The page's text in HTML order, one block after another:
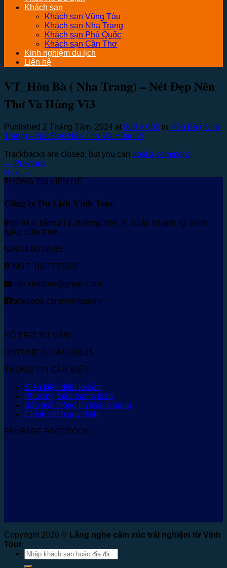
Khách sạn
Khách sạn Vũng Tàu
Khách sạn Nha Trang
Khách sạn Phú Quốc
Khách sạn Cần Thơ
Kinh nghiệm du lịch
Liên hệ
VT_Hòn Bà ( Nha Trang) – Nét Đẹp Nên
Thơ Và Hùng Vĩ3
Published 2 Tháng Tám, 2024 at 800 × 600 in Hòn Bà ( Nha
Trang) – Nét Đẹp Nên Thơ Và Hùng Vĩ
Trackbacks are closed, but you can post a comment.
← Previous
Next →
THÔNG TIN LIÊN HỆ
Công ty Du Lịch Vinh Tour
Số 9A4, hẻm 2T2, đường 30/4, P. Xuân Khánh, Q. Ninh
Kiều, Cần Thơ
0914.00.00.65
MST: 1801737622
info.vinhtour@gmail.com
facebook.com/vinhtourvn/
HỖ TRỢ TƯ VẤN
HOTLINE 0914.00.00.65
THÔNG TIN CẦN BIẾT
Điều kiện điều khoản
Phương thức thanh toán
Bảo mật thông tin khách hàng
Chính sách quy định
FANPAGE FACEBOOK
Copyright 2026 © Lắng nghe cảm xúc trải nghiệm từ Vinh
Tour
Tìm
kiếm: